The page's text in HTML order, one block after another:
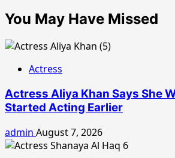
You May Have Missed
Actress
Actress Aliya Khan Says She
Started Acting Earlier
admin August 7, 2026